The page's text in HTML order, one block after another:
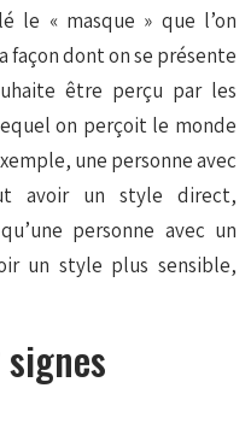
le « masque » que l’on
façon dont on se présente
être perçu par les
on perçoit le monde
une personne avec
avoir un style direct,
personne avec un
un style plus sensible,